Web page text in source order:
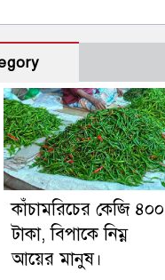
কাঁচামরিচের কেজি ৪০০
টাকা, বিপাকে নিম্ন
আয়ের মানুষ।